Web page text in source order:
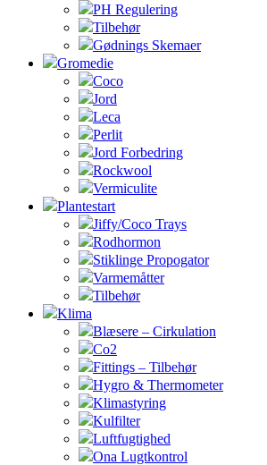
PH Regulering
Tilbehør
Gødnings Skemaer
Gromedie
Coco
Jord
Leca
Perlit
Jord Forbedring
Rockwool
Vermiculite
Plantestart
Jiffy/Coco Trays
Rodhormon
Stiklinge Propogator
Varmemåtter
Tilbehør
Klima
Blæsere – Cirkulation
Co2
Fittings – Tilbehør
Hygro & Thermometer
Klimastyring
Kulfilter
Luftfugtighed
Ona Lugtkontrol